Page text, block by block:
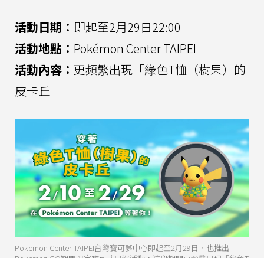
活動日期： 即起至2月29日22:00
活動地點： Pokémon Center TAIPEI
活動內容： 更頻繁出現「綠色T恤（樹果）的
皮卡丘」
Pokemon Center TAIPEI台灣寶可夢中心即起至2月29日，也推出